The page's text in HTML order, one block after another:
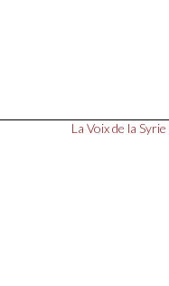
La Voix de la Syrie